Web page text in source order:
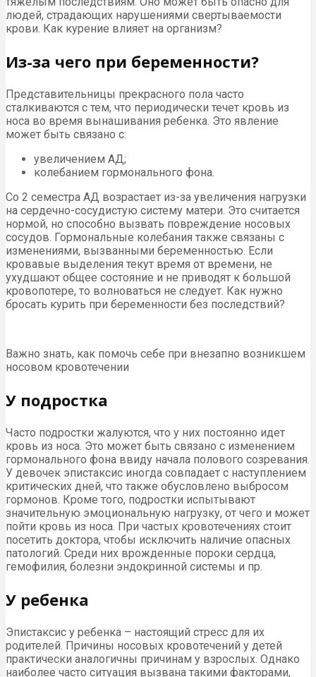
людей, страдающих нарушениями свертываемости
крови. Как курение влияет на организм?
Из-за чего при беременности?
Представительницы прекрасного пола часто
сталкиваются с тем, что периодически течет кровь из
носа во время вынашивания ребенка. Это явление
может быть связано с:
увеличением АД;
колебанием гормонального фона.
Со 2 семестра АД возрастает из-за увеличения нагрузки
на сердечно-сосудистую систему матери. Это считается
нормой, но способно вызвать повреждение носовых
сосудов. Гормональные колебания также связаны с
изменениями, вызванными беременностью. Если
кровавые выделения текут время от времени, не
ухудшают общее состояние и не приводят к большой
кровопотере, то волноваться не следует. Как нужно
бросать курить при беременности без последствий?
Важно знать, как помочь себе при внезапно возникшем
носовом кровотечении
У подростка
Часто подростки жалуются, что у них постоянно идет
кровь из носа. Это может быть связано с изменением
гормонального фона ввиду начала полового созревания.
У девочек эпистаксис иногда совпадает с наступлением
критических дней, что также обусловлено выбросом
гормонов. Кроме того, подростки испытывают
значительную эмоциональную нагрузку, от чего и может
пойти кровь из носа. При частых кровотечениях стоит
посетить доктора, чтобы исключить наличие опасных
патологий. Среди них врожденные пороки сердца,
гемофилия, болезни эндокринной системы и пр.
У ребенка
Эпистаксис у ребенка – настоящий стресс для их
родителей. Причины носовых кровотечений у детей
практически аналогичны причинам у взрослых. Однако
наиболее часто ситуация вызвана такими факторами,